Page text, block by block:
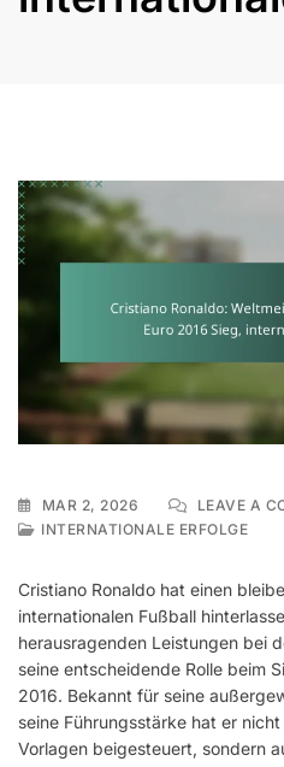
MAR 2, 2026 LEAVE A
INTERNATIONALE ERFOLGE
Cristiano Ronaldo hat einen
internationalen Fußball
herausragenden Leistungen bei
seine entscheidende Rolle beim
2016. Bekannt für seine
seine Führungsstärke hat er
Vorlagen beigesteuert, sondern